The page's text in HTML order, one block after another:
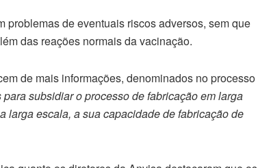
de eventuais riscos adversos, sem que
das reações normais da vacinação.
de mais informações, denominados no processo
subsidiar o processo de fabricação em larga
larga escala, a sua capacidade de fabricação de